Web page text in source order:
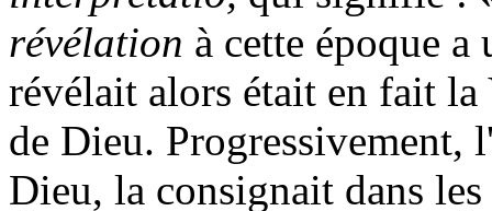
révélation à cette époque
révélait alors était en fait
de Dieu. Progressivement,
Dieu, la consignait dans